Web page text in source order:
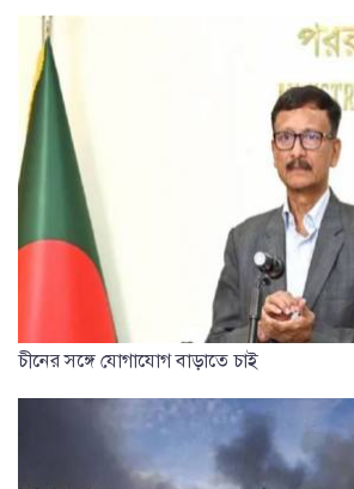
চীনের সঙ্গে যোগাযোগ বাড়াতে চাই